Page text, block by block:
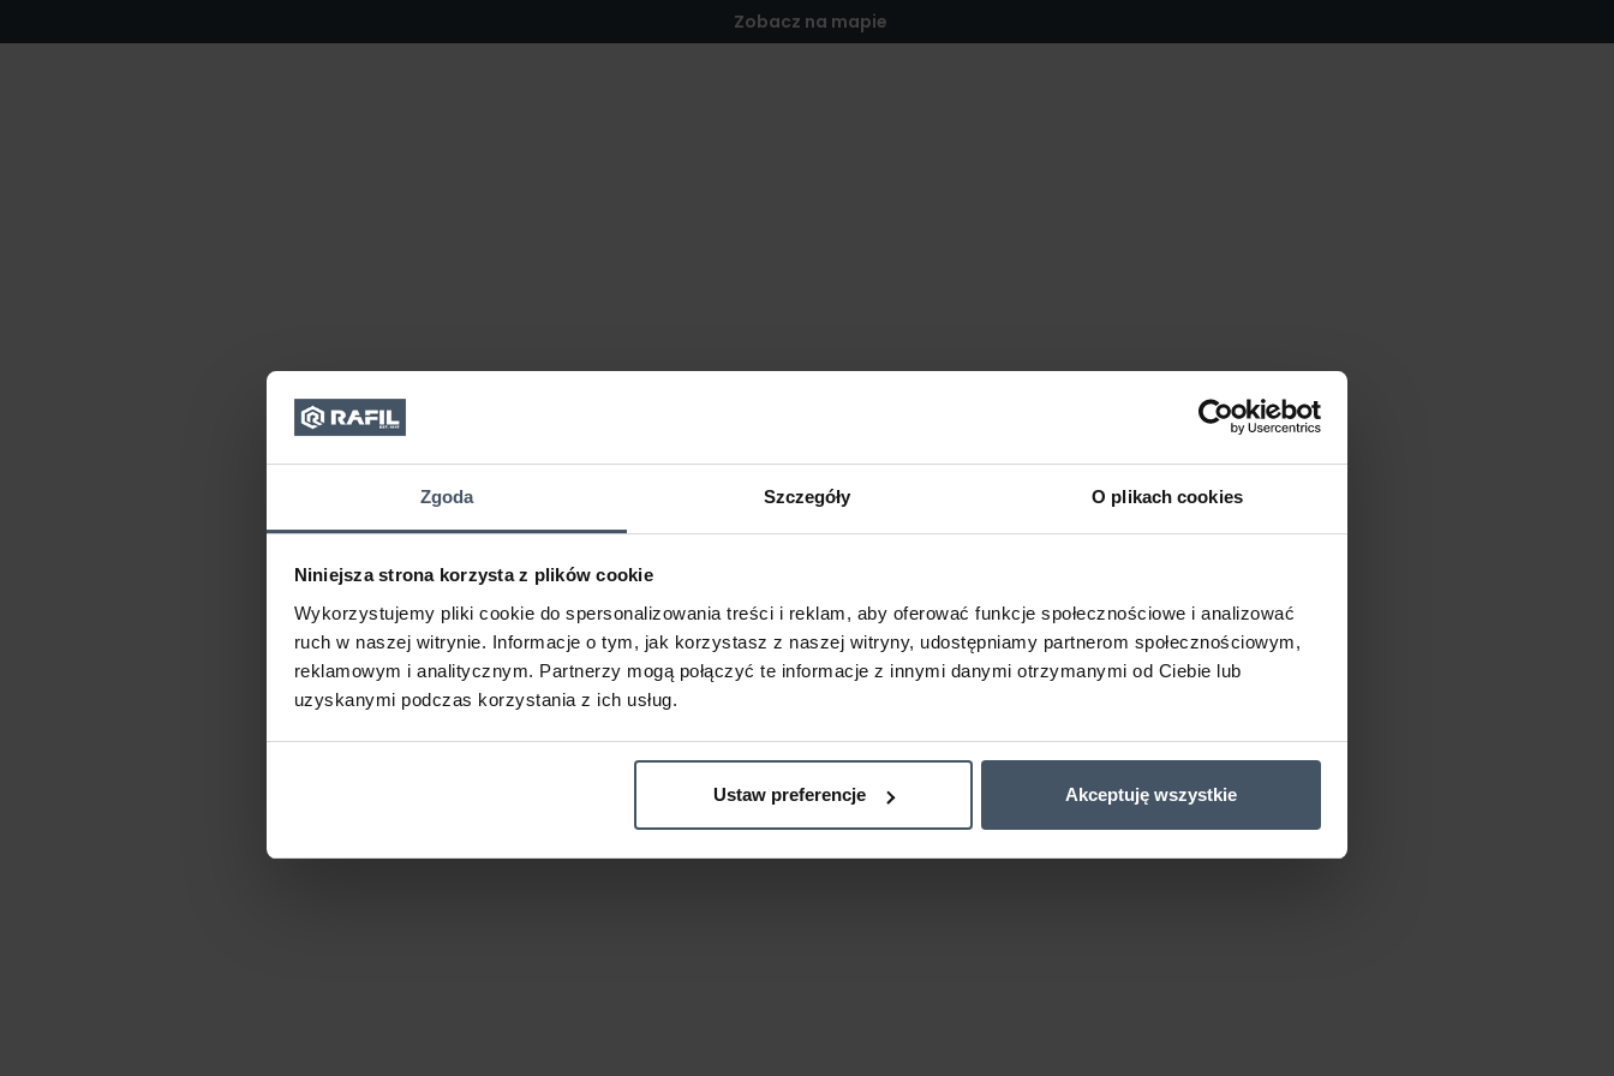
Zgoda Szczegóły O plikach cookies
Niniejsza strona korzysta z plików cookie
Wykorzystujemy pliki cookie do spersonalizowania treści i reklam, aby oferować funkcje społecznościowe i analizować
ruch w naszej witrynie. Informacje o tym, jak korzystasz z naszej witryny, udostępniamy partnerom społecznościowym,
reklamowym i analitycznym. Partnerzy mogą połączyć te informacje z innymi danymi otrzymanymi od Ciebie lub
uzyskanymi podczas korzystania z ich usług.
Ustaw preferencje Akceptuję wszystkie
Zobacz na mapie